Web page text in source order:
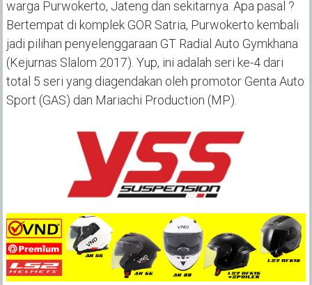
warga Purwokerto, Jateng dan sekitarnya. Apa pasal ?
Bertempat di komplek GOR Satria, Purwokerto kembali
jadi pilihan penyelenggaraan GT Radial Auto Gymkhana
(Kejurnas Slalom 2017). Yup, ini adalah seri ke-4 dari
total 5 seri yang diagendakan oleh promotor Genta Auto
Sport (GAS) dan Mariachi Production (MP).